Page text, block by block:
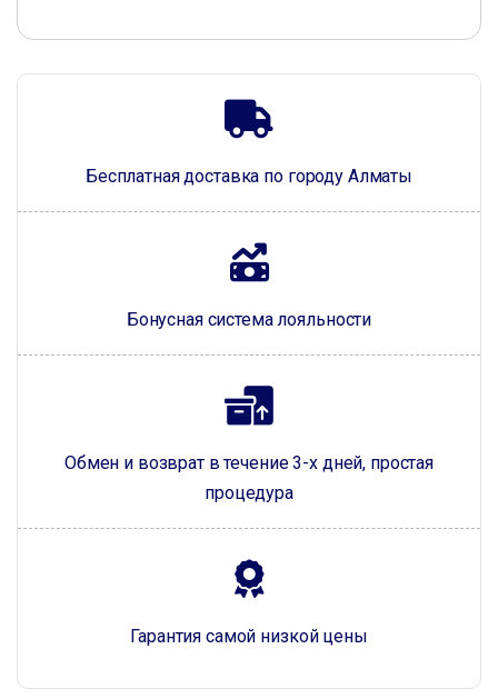
Бесплатная доставка по городу Алматы
Бонусная система лояльности
Обмен и возврат в течение 3-х дней, простая
процедура
Гарантия самой низкой цены